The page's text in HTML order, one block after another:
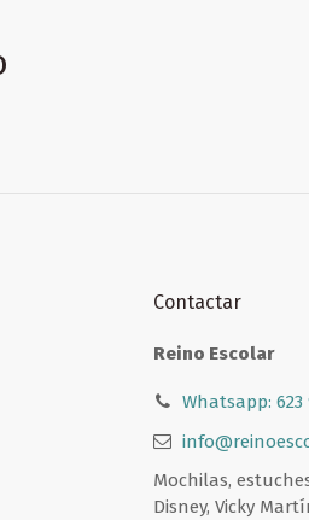
Contactar
Reino Escolar
Whatsapp: 623
Mochilas,
Disney, Vicky